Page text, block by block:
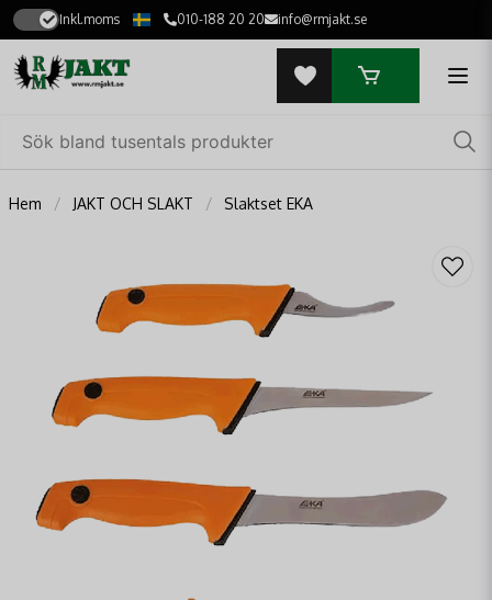
Inkl.moms 010-188 20 20 info@rmjakt.se
Hem JAKT OCH SLAKT Slaktset EKA